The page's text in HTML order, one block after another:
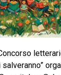
salveranno”